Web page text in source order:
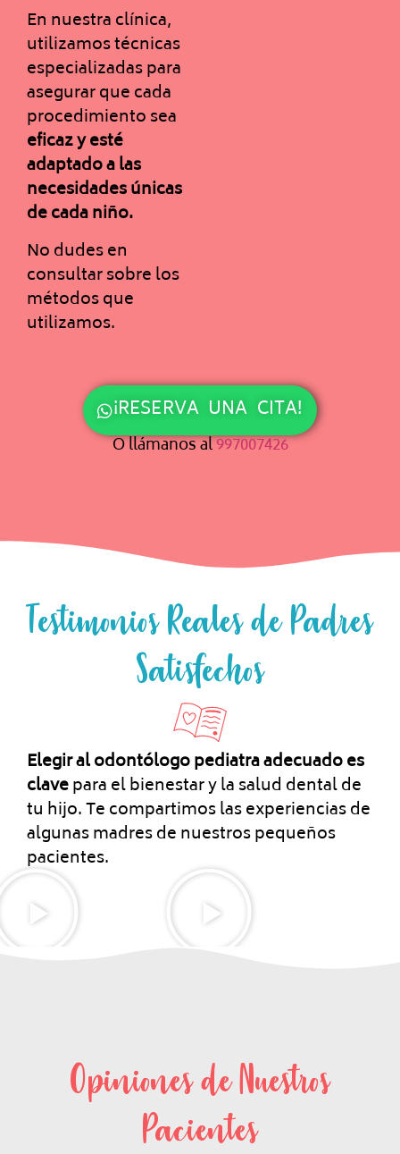
En nuestra clínica,
utilizamos técnicas
especializadas para
asegurar que cada
procedimiento sea
eficaz y esté
adaptado a las
necesidades únicas
de cada niño.
No dudes en
consultar sobre los
métodos que
utilizamos.
¡RESERVA UNA CITA!
O llámanos al997007426
Testimonios Reales de Padres
Satisfechos
Elegir al odontólogo pediatra adecuado es
clavepara el bienestar y la salud dental de
tu hijo. Te compartimos las experiencias de
algunas madres de nuestros pequeños
pacientes.
Opiniones de Nuestros
Pacientes